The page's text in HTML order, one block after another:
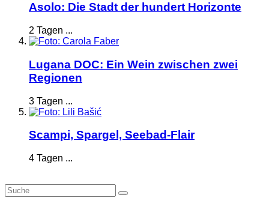
Asolo: Die Stadt der hundert Horizonte
2 Tagen ...
Lugana DOC: Ein Wein zwischen zwei
Regionen
3 Tagen ...
Scampi, Spargel, Seebad-Flair
4 Tagen ...